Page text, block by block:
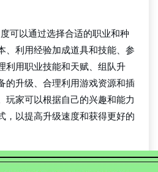
可以通过选择合适的职业和种
、利用经验加成道具和技能、参
利用职业技能和天赋、组队升
的升级、合理利用游戏资源和插
玩家可以根据自己的兴趣和能力
，以提高升级速度和获得更好的